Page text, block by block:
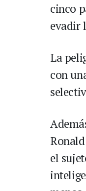
cinco
evadir
La
con
el